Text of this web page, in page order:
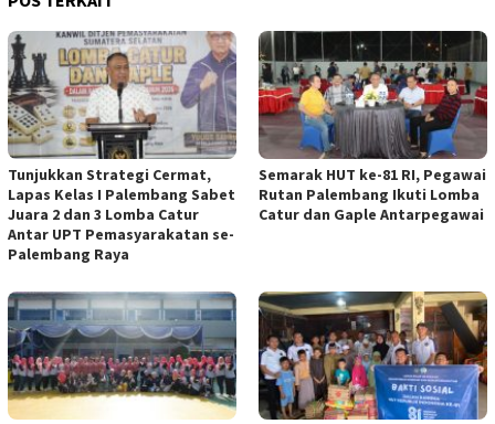
Tunjukkan Strategi Cermat,
Lapas Kelas I Palembang Sabet
Juara 2 dan 3 Lomba Catur
Antar UPT Pemasyarakatan se-
Palembang Raya
Semarak HUT ke-81 RI, Pegawai
Rutan Palembang Ikuti Lomba
Catur dan Gaple Antarpegawai